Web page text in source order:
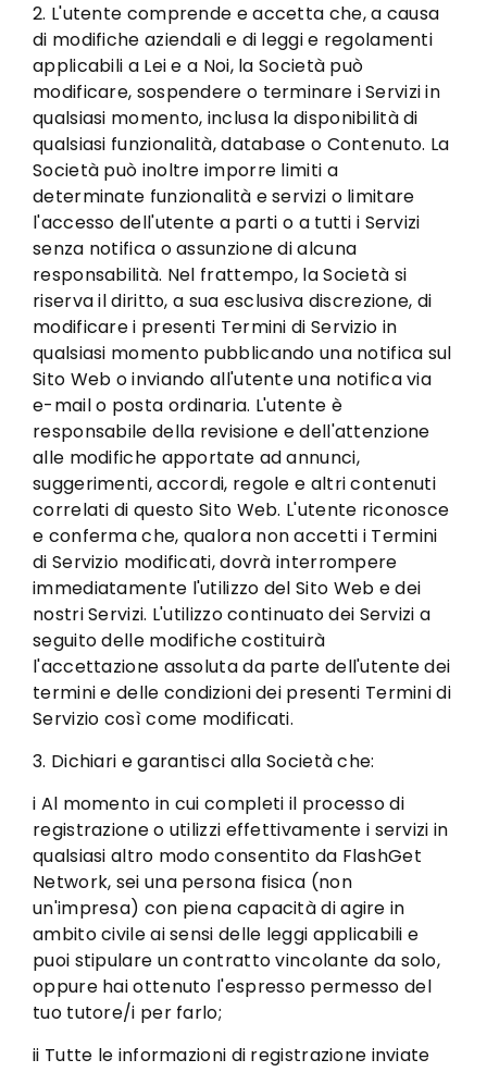
2. L'utente comprende e accetta che, a causa
di modifiche aziendali e di leggi e regolamenti
applicabili a Lei e a Noi, la Società può
modificare, sospendere o terminare i Servizi in
qualsiasi momento, inclusa la disponibilità di
qualsiasi funzionalità, database o Contenuto. La
Società può inoltre imporre limiti a
determinate funzionalità e servizi o limitare
l'accesso dell'utente a parti o a tutti i Servizi
senza notifica o assunzione di alcuna
responsabilità. Nel frattempo, la Società si
riserva il diritto, a sua esclusiva discrezione, di
modificare i presenti Termini di Servizio in
qualsiasi momento pubblicando una notifica sul
Sito Web o inviando all'utente una notifica via
e-mail o posta ordinaria. L'utente è
responsabile della revisione e dell'attenzione
alle modifiche apportate ad annunci,
suggerimenti, accordi, regole e altri contenuti
correlati di questo Sito Web. L'utente riconosce
e conferma che, qualora non accetti i Termini
di Servizio modificati, dovrà interrompere
immediatamente l'utilizzo del Sito Web e dei
nostri Servizi. L'utilizzo continuato dei Servizi a
seguito delle modifiche costituirà
l'accettazione assoluta da parte dell'utente dei
termini e delle condizioni dei presenti Termini di
Servizio così come modificati.
3. Dichiari e garantisci alla Società che:
i Al momento in cui completi il ​​processo di
registrazione o utilizzi effettivamente i servizi in
qualsiasi altro modo consentito da FlashGet
Network, sei una persona fisica (non
un'impresa) con piena capacità di agire in
ambito civile ai sensi delle leggi applicabili e
puoi stipulare un contratto vincolante da solo,
oppure hai ottenuto l'espresso permesso del
tuo tutore/i per farlo;
ii Tutte le informazioni di registrazione inviate